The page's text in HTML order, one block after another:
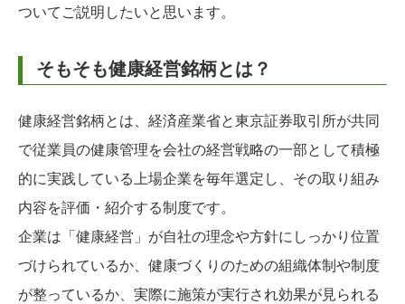
ついてご説明したいと思います。
そもそも健康経営銘柄とは？
健康経営銘柄とは、経済産業省と東京証券取引所が共同
で従業員の健康管理を会社の経営戦略の一部として積極
的に実践している上場企業を毎年選定し、その取り組み
内容を評価・紹介する制度です。
企業は「健康経営」が自社の理念や方針にしっかり位置
づけられているか、健康づくりのための組織体制や制度
が整っているか、実際に施策が実行され効果が見られる